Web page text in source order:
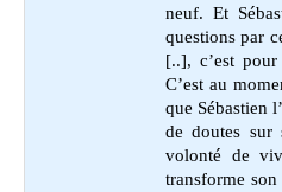
neuf. Et
questions par
[..], c’est
C’est au
que Sébastien
de doutes sur
volonté de
transforme